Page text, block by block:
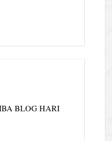
BLOG HARI